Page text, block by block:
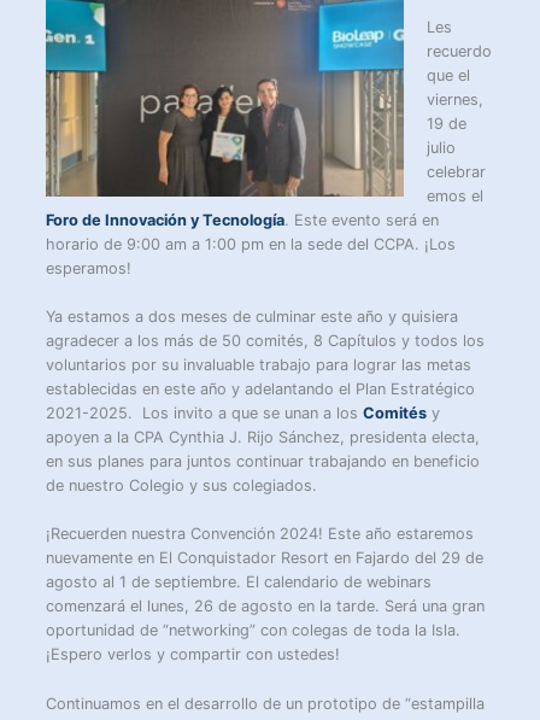
Les
recuerdo
que el
viernes,
19 de
julio
celebrar
emos el
Foro de Innovación y Tecnología. Este evento será en
horario de 9:00 am a 1:00 pm en la sede del CCPA. ¡Los
esperamos!
Ya estamos a dos meses de culminar este año y quisiera
agradecer a los más de 50 comités, 8 Capítulos y todos los
voluntarios por su invaluable trabajo para lograr las metas
establecidas en este año y adelantando el Plan Estratégico
2021-2025. Los invito a que se unan a losComités y
apoyen a la CPA Cynthia J. Rijo Sánchez, presidenta electa,
en sus planes para juntos continuar trabajando en beneficio
de nuestro Colegio y sus colegiados.
¡Recuerden nuestra Convención 2024! Este año estaremos
nuevamente en El Conquistador Resort en Fajardo del 29 de
agosto al 1 de septiembre. El calendario de webinars
comenzará el lunes, 26 de agosto en la tarde. Será una gran
oportunidad de “networking” con colegas de toda la Isla.
¡Espero verlos y compartir con ustedes!
Continuamos en el desarrollo de un prototipo de “estampilla